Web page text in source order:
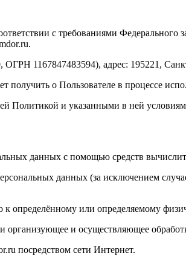
с требованиями
1167847483594), адрес: 195221,
о Пользователе в процессе
Политикой и указанными в ней
данных с помощью средств
данных (за исключением
определённому или определяемому
и осуществляющее
посредством сети Интернет.